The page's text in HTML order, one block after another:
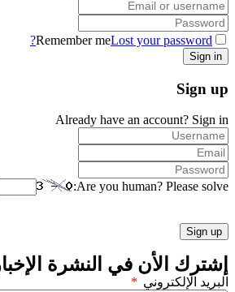
Remember meLost your password?
Sign up
Already have an account? Sign in
Are you human? Please solve:
إشترك الأن في النشرة
البريد الإلكتروني